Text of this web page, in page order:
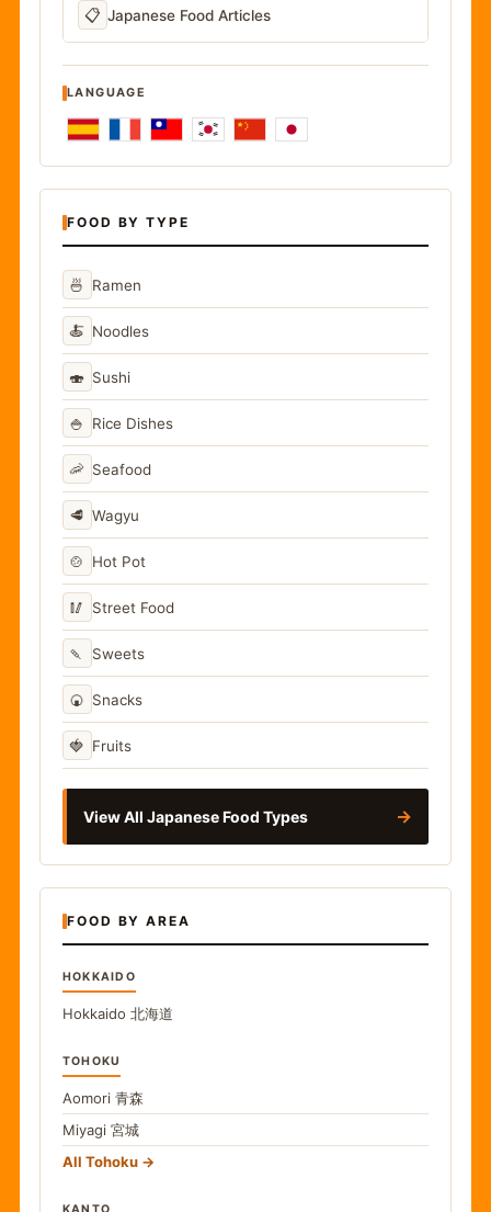
📋 Japanese Food Articles
LANGUAGE
FOOD BY TYPE
🍜 Ramen
🍝 Noodles
🍣 Sushi
🍚 Rice Dishes
🦐 Seafood
🥩 Wagyu
🍲 Hot Pot
🥢 Street Food
🍡 Sweets
🍘 Snacks
🍓 Fruits
View All Japanese Food Types →
FOOD BY AREA
HOKKAIDO
Hokkaido 北海道
TOHOKU
Aomori 青森
Miyagi 宮城
All Tohoku